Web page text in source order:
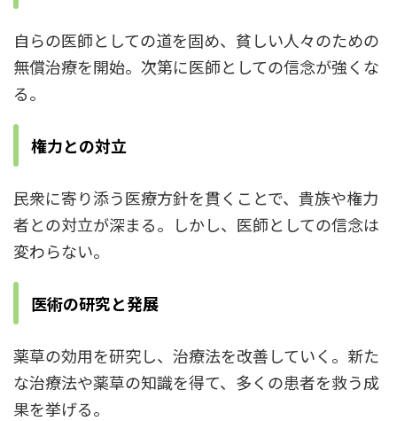
自らの医師としての道を固め、貧しい人々のための
無償治療を開始。次第に医師としての信念が強くな
る。
権力との対立
民衆に寄り添う医療方針を貫くことで、貴族や権力
者との対立が深まる。しかし、医師としての信念は
変わらない。
医術の研究と発展
薬草の効用を研究し、治療法を改善していく。新た
な治療法や薬草の知識を得て、多くの患者を救う成
果を挙げる。